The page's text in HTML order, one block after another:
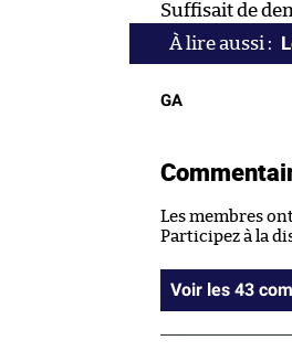
Suffisait de
GA
Les membres
Participez à la
Voir